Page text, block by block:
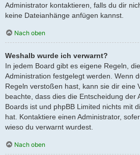
Administrator kontaktieren, falls du dir
keine Dateianhänge anfügen kannst.
Nach oben
Weshalb wurde ich verwarnt?
In jedem Board gibt es eigene Regeln,
Administration festgelegt werden. Wenn
Regeln verstoßen hast, kann sie dir eine
beachte, dass dies die Entscheidung der
Boards ist und phpBB Limited nichts mit
hat. Kontaktiere einen Administrator,
wieso du verwarnt wurdest.
Nach oben